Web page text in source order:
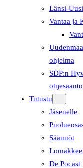
Länsi-
Vantaa ja
ohjelma
SDP:n
ohjesääntö
Tutustu
Jäsenelle
Säännöt
De Pocast